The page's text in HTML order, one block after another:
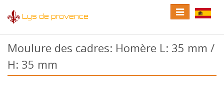
Lys de provence
Toggle
language
Toggle
navigation
Moulure des cadres: Homère L: 35 mm /
H: 35 mm